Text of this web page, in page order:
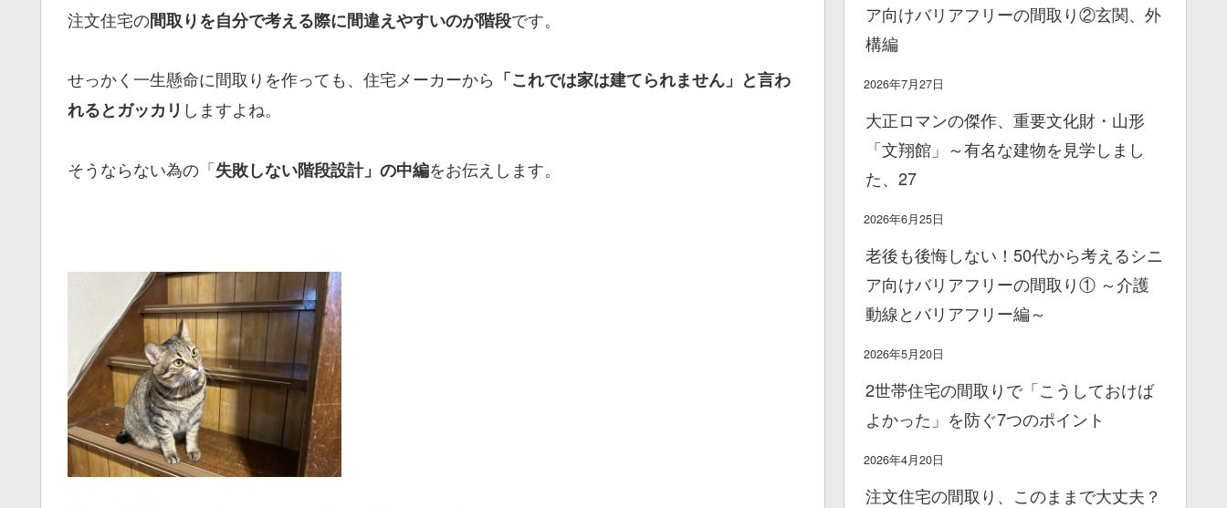
注文住宅の間取りを自分で考える際に間違えやすいのが階段です。
せっかく一生懸命に間取りを作っても、住宅メーカーから 「これでは家は建てられません」と言わ
れるとガッカリ しますよね。
そうならない為の「失敗しない階段設計」の中編をお伝えします。
ア向けバリアフリーの間取り②玄関、外
構編
2026年7月27日
大正ロマンの傑作、重要文化財・山形
「文翔館」～有名な建物を見学しまし
た、27
2026年6月25日
老後も後悔しない！50代から考えるシニ
ア向けバリアフリーの間取り① ～介護
動線とバリアフリー編～
2026年5月20日
2世帯住宅の間取りで「こうしておけば
よかった」を防ぐ7つのポイント
2026年4月20日
注文住宅の間取り、このままで大丈夫？